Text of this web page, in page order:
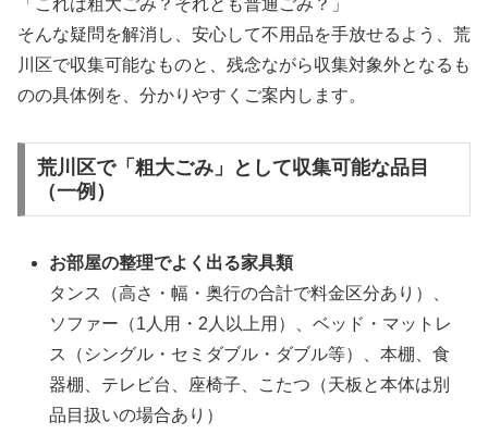
「これは粗大ごみ？それとも普通ごみ？」
そんな疑問を解消し、安心して不用品を手放せるよう、荒
川区で収集可能なものと、残念ながら収集対象外となるも
のの具体例を、分かりやすくご案内します。
荒川区で「粗大ごみ」として収集可能な品目
（一例）
お部屋の整理でよく出る家具類
タンス（高さ・幅・奥行の合計で料金区分あり）、
ソファー（1人用・2人以上用）、ベッド・マットレ
ス（シングル・セミダブル・ダブル等）、本棚、食
器棚、テレビ台、座椅子、こたつ（天板と本体は別
品目扱いの場合あり）